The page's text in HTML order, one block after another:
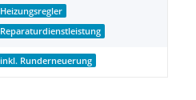
Heizungsregler
Reparaturdienstleistung
inkl. Runderneuerung